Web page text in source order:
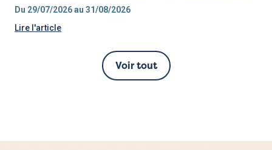
Du 29/07/2026 au 31/08/2026
Lire l'article
Voir tout